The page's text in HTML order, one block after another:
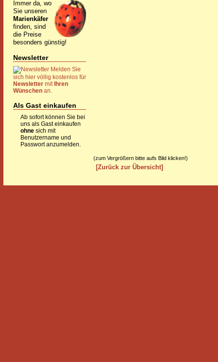
Immer da, wo
Sie unseren
Marienkäfer
finden, sind
die Preise
besonders günstig!
Newsletter
Melden Sie
sich hier völlig kostenlos für
Newsletter mit Ihren
Wünschen an.
Als Gast einkaufen
Ab sofort können Sie bei
uns als Gast einkaufen
ohne sich mit
Benutzername und
Passwort anzumelden.
(zum Vergrößern bitte aufs Bild klicken!)
[Zurück zur Übersicht]